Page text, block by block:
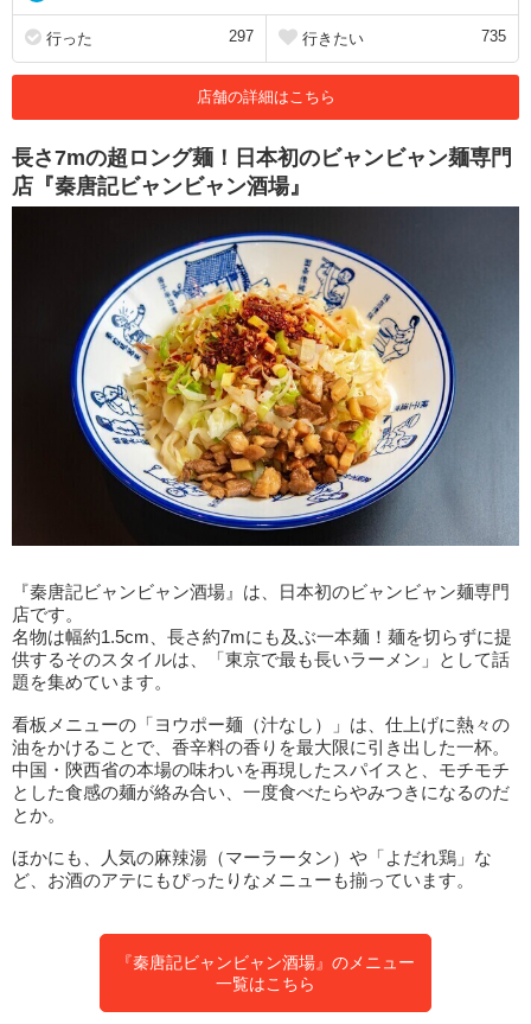
行った 297 行きたい 735
店舗の詳細はこちら
長さ7mの超ロング麺！日本初のビャンビャン麺専門
店『秦唐記ビャンビャン酒場』
『秦唐記ビャンビャン酒場』は、日本初のビャンビャン麺専門
店です。
名物は幅約1.5cm、長さ約7mにも及ぶ一本麺！麺を切らずに提
供するそのスタイルは、「東京で最も長いラーメン」として話
題を集めています。
看板メニューの「ヨウポー麺（汁なし）」は、仕上げに熱々の
油をかけることで、香辛料の香りを最大限に引き出した一杯。
中国・陝西省の本場の味わいを再現したスパイスと、モチモチ
とした食感の麺が絡み合い、一度食べたらやみつきになるのだ
とか。
ほかにも、人気の麻辣湯（マーラータン）や「よだれ鶏」な
ど、お酒のアテにもぴったりなメニューも揃っています。
『秦唐記ビャンビャン酒場』のメニュー
一覧はこちら